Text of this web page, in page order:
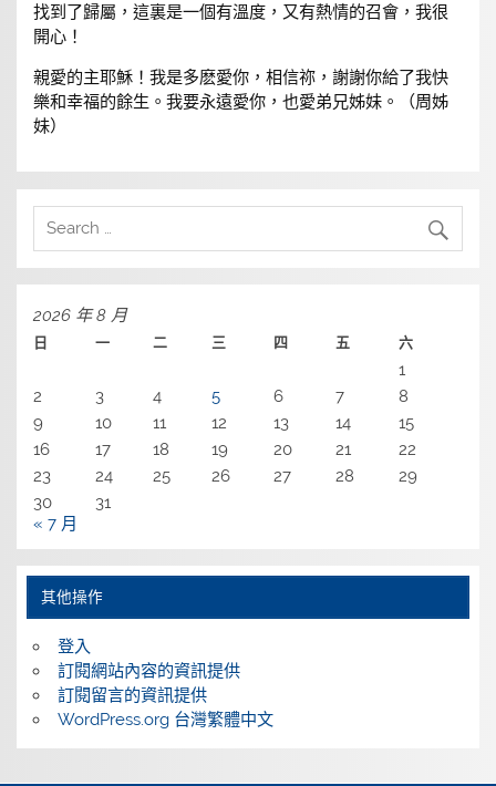
找到了歸屬，這裏是一個有溫度，又有熱情的召會，我很
開心！
親愛的主耶穌！我是多麽愛你，相信祢，謝謝你給了我快
樂和幸福的餘生。我要永遠愛你，也愛弟兄姊妹。（周姊
妹）
2026 年 8 月
日 一 二 三 四 五 六
1
2
3 4 5 6 7
8
9
10 11 12 13 14
15
16
17 18 19 20 21
22
23
24 25 26 27 28
29
30
31
« 7 月
其他操作
登入
訂閱網站內容的資訊提供
訂閱留言的資訊提供
WordPress.org 台灣繁體中文